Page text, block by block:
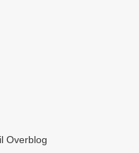
Overblog